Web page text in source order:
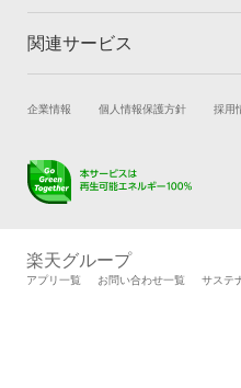
楽天Carマガジントップ
タイヤ交換のカテゴリー
関連サービス
試乗・商談
キズ修理予約
メンテナンス管理
自動車カタログ
企業情報 個人情報保護方針 採用
楽天グループ
アプリ一覧 お問い合わせ一覧 サステ